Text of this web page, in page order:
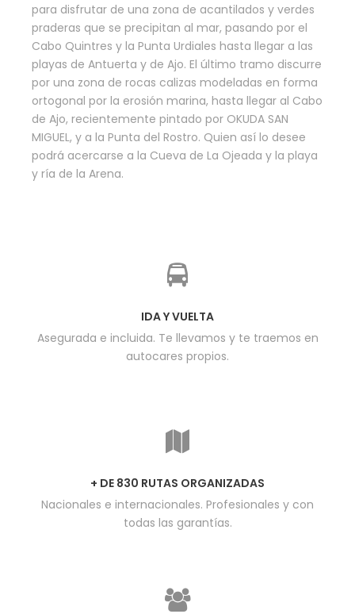
para disfrutar de una zona de acantilados y verdes
praderas que se precipitan al mar, pasando por el
Cabo Quintres y la Punta Urdiales hasta llegar a las
playas de Antuerta y de Ajo. El último tramo discurre
por una zona de rocas calizas modeladas en forma
ortogonal por la erosión marina, hasta llegar al Cabo
de Ajo, recientemente pintado por OKUDA SAN
MIGUEL, y a la Punta del Rostro. Quien así lo desee
podrá acercarse a la Cueva de La Ojeada y la playa
y ría de la Arena.
IDA Y VUELTA
Asegurada e incluida. Te llevamos y te traemos en
autocares propios.
+ DE 830 RUTAS ORGANIZADAS
Nacionales e internacionales. Profesionales y con
todas las garantías.